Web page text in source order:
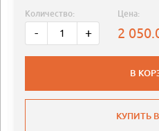
Количество:
- +
Цена:
2
В
КУПИТЬ